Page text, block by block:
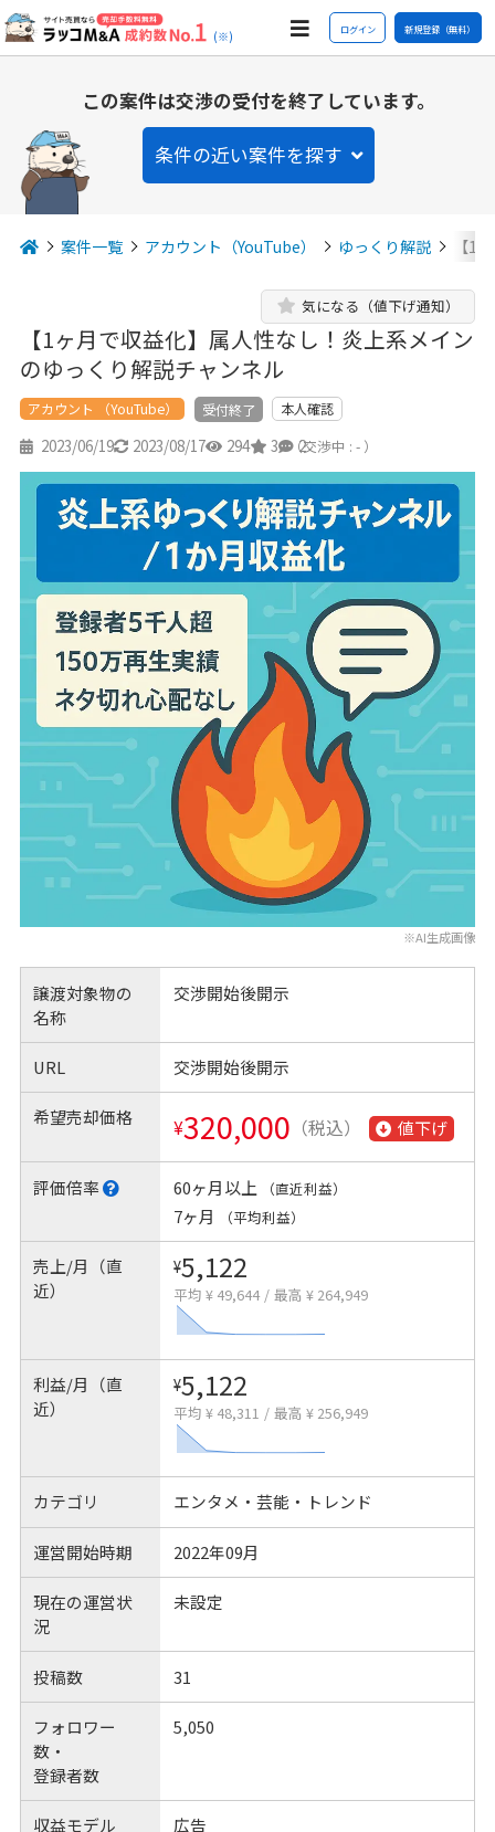
(※) ログイン 新規登録（無料）
この案件は交渉の受付を終了しています。
条件の近い案件を探す
案件一覧 アカウント（YouTube） ゆっくり解説 【1
【1ヶ月で収益化】属人性なし！炎上系メイン
のゆっくり解説チャンネル
気になる（値下げ通知）
アカウント （YouTube） 受付終了 本人確認
2023/06/19 2023/08/17 294 3 2
（交渉中 : - ）
※AI生成画像
譲渡対象物の
名称
交渉開始後開示
URL 交渉開始後開示
希望売却価格 ¥320,000 （税込） 値下げ
評価倍率 60ヶ月以上 （直近利益）
7ヶ月 （平均利益）
売上/月（直
近）
¥5,122
平均 ¥ 49,644 / 最高 ¥ 264,949
利益/月（直
近）
¥5,122
平均 ¥ 48,311 / 最高 ¥ 256,949
カテゴリ エンタメ・芸能・トレンド
運営開始時期 2022年09月
現在の運営状
況
未設定
投稿数 31
フォロワー
数・
登録者数
5,050
収益モデル 広告